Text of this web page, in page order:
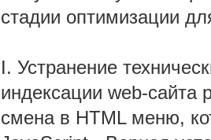
стадии оптимизации
I. Устранение
индексации web-сайта
смена в HTML меню,